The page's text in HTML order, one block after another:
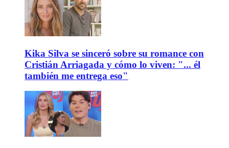
Kika Silva se sinceró sobre su romance con
Cristián Arriagada y cómo lo viven: "... él
también me entrega eso"